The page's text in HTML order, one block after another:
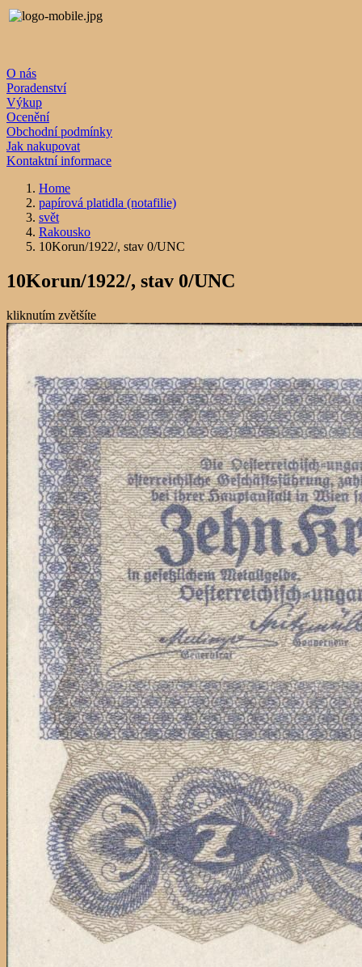
O nás
Poradenství
Výkup
Ocenění
Obchodní podmínky
Jak nakupovat
Kontaktní informace
Home
papírová platidla (notafilie)
svět
Rakousko
10Korun/1922/, stav 0/UNC
10Korun/1922/, stav 0/UNC
kliknutím zvětšíte